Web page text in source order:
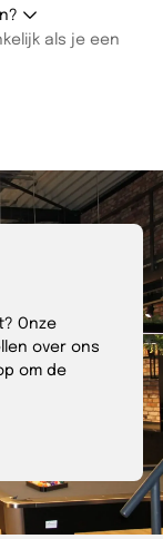
als je een
Onze
over ons
om de